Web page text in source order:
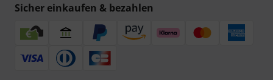
Sicher einkaufen & bezahlen